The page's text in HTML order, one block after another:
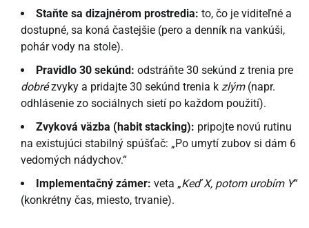
Staňte sa dizajnérom prostredia: to, čo je viditeľné a
dostupné, sa koná častejšie (pero a denník na vankúši,
pohár vody na stole).
Pravidlo 30 sekúnd: odstráňte 30 sekúnd z trenia pre
dobrézvyky a pridajte 30 sekúnd trenia k zlým(napr.
odhlásenie zo sociálnych sietí po každom použití).
Zvyková väzba (habit stacking): pripojte novú rutinu
na existujúci stabilný spúšťač: „Po umytí zubov si dám 6
vedomých nádychov.“
Implementačný zámer: veta „Keď X, potom urobím Y“
(konkrétny čas, miesto, trvanie).